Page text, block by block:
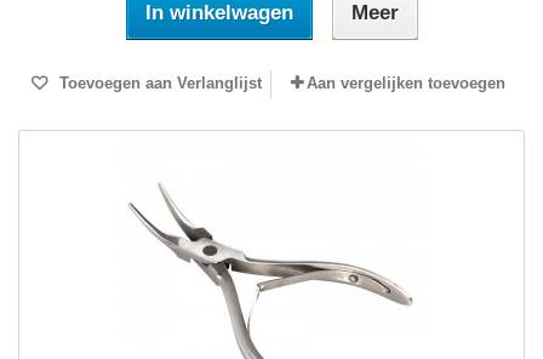
In winkelwagen Meer
Toevoegen aan Verlanglijst Aan vergelijken toevoegen